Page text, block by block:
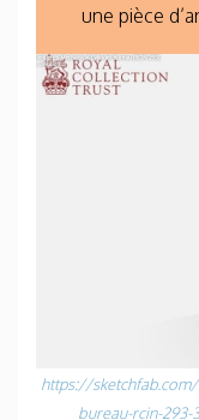
une pièce
https://
bureau-rcin-293-